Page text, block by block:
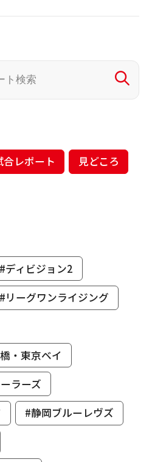
合レポート
見どころ
#ディビジョン2
#リーグワンライジング
・東京ベイ
ラーズ
#静岡ブルーレヴズ